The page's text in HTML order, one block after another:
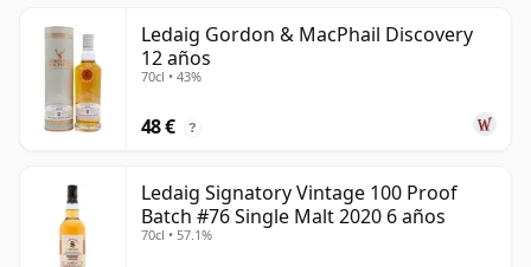
Ledaig Gordon & MacPhail Discovery
12 años
70cl • 43%
48 € ?
Ledaig Signatory Vintage 100 Proof
Batch #76 Single Malt 2020 6 años
70cl • 57.1%